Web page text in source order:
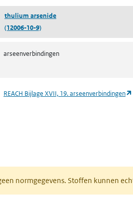
thulium arsenide
(12006-10-9)
arseenverbindingen
REACH Bijlage XVII, 19. arseenverbindingen
normgegevens. Stoffen kunnen